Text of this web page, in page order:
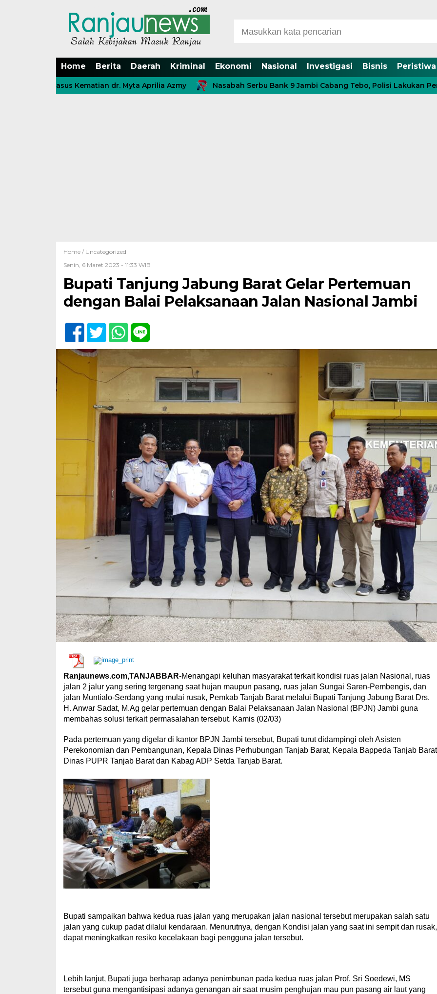
Home Berita Daerah Kriminal Ekonomi Nasional Investigasi Bisnis Peristiwa
Kasus Kematian dr. Myta Aprilia Azmy Nasabah Serbu Bank 9 Jambi Cabang Tebo, Polisi Lakukan
Home / Uncategorized
Senin, 6 Maret 2023 - 11:33 WIB
Bupati Tanjung Jabung Barat Gelar Pertemuan
dengan Balai Pelaksanaan Jalan Nasional Jambi
Ranjaunews.com,TANJABBAR-Menangapi keluhan masyarakat terkait kondisi ruas jalan Nasional, ruas
jalan 2 jalur yang sering tergenang saat hujan maupun pasang, ruas jalan Sungai Saren-Pembengis, dan
jalan Muntialo-Serdang yang mulai rusak, Pemkab Tanjab Barat melalui Bupati Tanjung Jabung Barat Drs.
H. Anwar Sadat, M.Ag gelar pertemuan dengan Balai Pelaksanaan Jalan Nasional (BPJN) Jambi guna
membahas solusi terkait permasalahan tersebut. Kamis (02/03)
Pada pertemuan yang digelar di kantor BPJN Jambi tersebut, Bupati turut didampingi oleh Asisten
Perekonomian dan Pembangunan, Kepala Dinas Perhubungan Tanjab Barat, Kepala Bappeda Tanjab
Dinas PUPR Tanjab Barat dan Kabag ADP Setda Tanjab Barat.
Bupati sampaikan bahwa kedua ruas jalan yang merupakan jalan nasional tersebut merupakan salah satu
jalan yang cukup padat dilalui kendaraan. Menurutnya, dengan Kondisi jalan yang saat ini sempit dan rusak,
dapat meningkatkan resiko kecelakaan bagi pengguna jalan tersebut.
Lebih lanjut, Bupati juga berharap adanya penimbunan pada kedua ruas jalan Prof. Sri Soedewi, MS
tersebut guna mengantisipasi adanya genangan air saat musim penghujan mau pun pasang air laut yang